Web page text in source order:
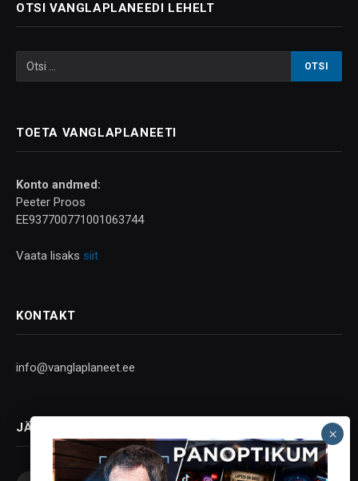
OTSI VANGLAPLANEEDI LEHELT
TOETA VANGLAPLANEETI
Konto andmed:
Peeter Proos
EE937700771001063744
Vaata lisaks siit
KONTAKT
info@vanglaplaneet.ee
JÄLGI SOTSIAALMEEDIAS